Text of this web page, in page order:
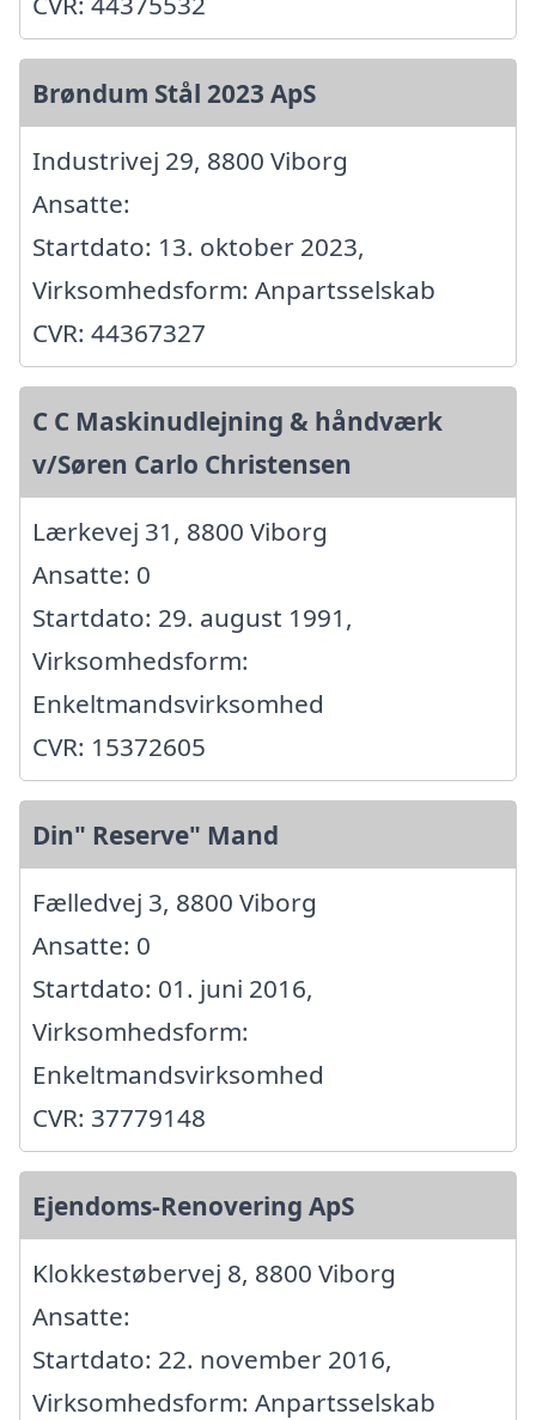
Brøndum Stål 2023 ApS
Industrivej 29, 8800 Viborg
Ansatte:
Startdato: 13. oktober 2023,
Virksomhedsform: Anpartsselskab
CVR: 44367327
C C Maskinudlejning & håndværk
v/Søren Carlo Christensen
Lærkevej 31, 8800 Viborg
Ansatte: 0
Startdato: 29. august 1991,
Virksomhedsform:
Enkeltmandsvirksomhed
CVR: 15372605
Din" Reserve" Mand
Fælledvej 3, 8800 Viborg
Ansatte: 0
Startdato: 01. juni 2016,
Virksomhedsform:
Enkeltmandsvirksomhed
CVR: 37779148
Ejendoms-Renovering ApS
Klokkestøbervej 8, 8800 Viborg
Ansatte:
Startdato: 22. november 2016,
Virksomhedsform: Anpartsselskab